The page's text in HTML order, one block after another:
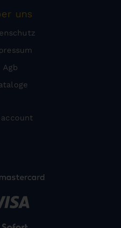
uns
Agb
account